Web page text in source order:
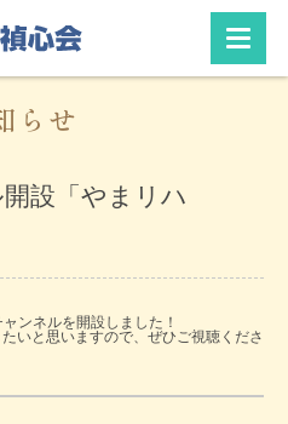
らせ
設「やまリハ
ンネルを開設しました！
いと思いますので、ぜひご視聴くださ